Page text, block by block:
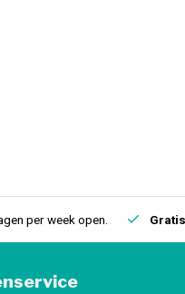
per week open. Gratis